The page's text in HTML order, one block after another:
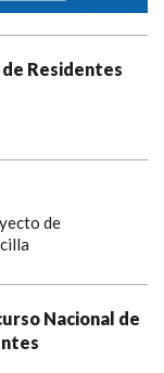
Residentes
de
Nacional de